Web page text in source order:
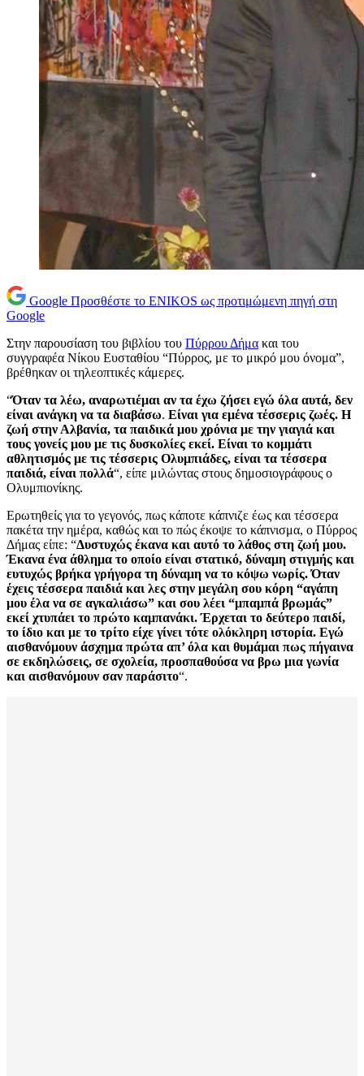
Google Προσθέστε το ENIKOS ως προτιμώμενη πηγή στη
Google
Στην παρουσίαση του βιβλίου του Πύρρου Δήμα και του
συγγραφέα Νίκου Ευσταθίου “Πύρρος, με το μικρό μου όνομα”,
βρέθηκαν οι τηλεοπτικές κάμερες.
“Όταν τα λέω, αναρωτιέμαι αν τα έχω ζήσει εγώ όλα αυτά, δεν
είναι ανάγκη να τα διαβάσω. Είναι για εμένα τέσσερις ζωές. Η
ζωή στην Αλβανία, τα παιδικά μου χρόνια με την γιαγιά και
τους γονείς μου με τις δυσκολίες εκεί. Είναι το κομμάτι
αθλητισμός με τις τέσσερις Ολυμπιάδες, είναι τα τέσσερα
παιδιά, είναι πολλά“, είπε μιλώντας στους δημοσιογράφους ο
Ολυμπιονίκης.
Ερωτηθείς για το γεγονός, πως κάποτε κάπνιζε έως και τέσσερα
πακέτα την ημέρα, καθώς και το πώς έκοψε το κάπνισμα, ο Πύρρος
Δήμας είπε: “Δυστυχώς έκανα και αυτό το λάθος στη ζωή μου.
Έκανα ένα άθλημα το οποίο είναι στατικό, δύναμη στιγμής και
ευτυχώς βρήκα γρήγορα τη δύναμη να το κόψω νωρίς. Όταν
έχεις τέσσερα παιδιά και λες στην μεγάλη σου κόρη “αγάπη
μου έλα να σε αγκαλιάσω” και σου λέει “μπαμπά βρωμάς”
εκεί χτυπάει το πρώτο καμπανάκι. Έρχεται το δεύτερο παιδί,
το ίδιο και με το τρίτο είχε γίνει τότε ολόκληρη ιστορία. Εγώ
αισθανόμουν άσχημα πρώτα απ’ όλα και θυμάμαι πως πήγαινα
σε εκδηλώσεις, σε σχολεία, προσπαθούσα να βρω μια γωνία
και αισθανόμουν σαν παράσιτο“.